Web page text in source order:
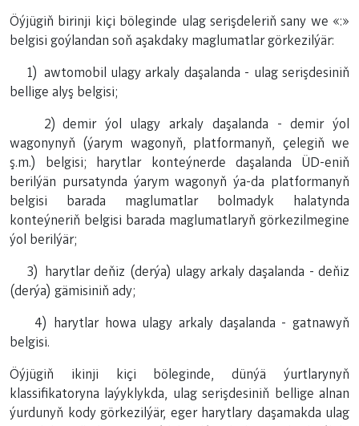
Öýjügiň birinji kiçi böleginde ulag serişdeleriň sany we «:»
belgisi goýlandan soň aşakdaky maglumatlar görkezilýär:
1) awtomobil ulagy arkaly daşalanda - ulag serişdesiniň
bellige alyş belgisi;
2) demir ýol ulagy arkaly daşalanda - demir ýol
wagonynyň (ýarym wagonyň, platformanyň, çelegiň we
ş.m.) belgisi; harytlar konteýnerde daşalanda ÜD-eniň
berilýän pursatynda ýarym wagonyň ýa-da platformanyň
belgisi barada maglumatlar bolmadyk halatynda
konteýneriň belgisi barada maglumatlaryň görkezilmegine
ýol berilýär;
3) harytlar deňiz (derýa) ulagy arkaly daşalanda - deňiz
(derýa) gämisiniň ady;
4) harytlar howa ulagy arkaly daşalanda - gatnawyň
belgisi.
Öýjügiň ikinji kiçi böleginde, dünýä ýurtlarynyň
klassifikatoryna laýyklykda, ulag serişdesiniň bellige alnan
ýurdunyň kody görkezilýär, eger harytlary daşamakda ulag